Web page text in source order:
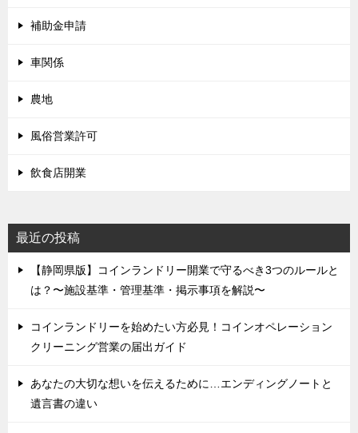
補助金申請
車関係
農地
風俗営業許可
飲食店開業
最近の投稿
【静岡県版】コインランドリー開業で守るべき3つのルールと
は？〜施設基準・管理基準・掲示事項を解説〜
コインランドリーを始めたい方必見！コインオペレーション
クリーニング営業の届出ガイド
あなたの大切な想いを伝えるために…エンディングノートと
遺言書の違い